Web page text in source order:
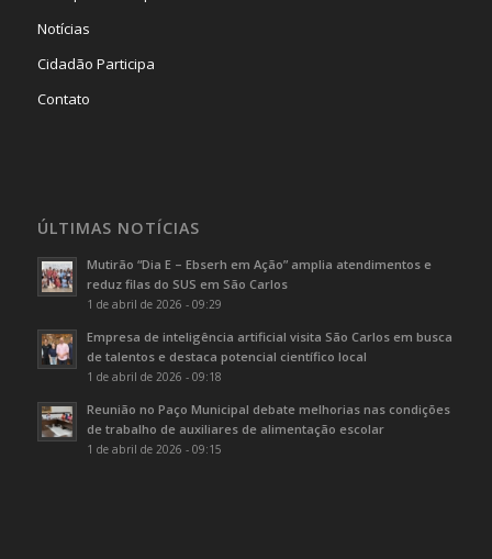
Notícias
Cidadão Participa
Contato
ÚLTIMAS NOTÍCIAS
Mutirão “Dia E – Ebserh em Ação” amplia atendimentos e
reduz filas do SUS em São Carlos
1 de abril de 2026 - 09:29
Empresa de inteligência artificial visita São Carlos em busca
de talentos e destaca potencial científico local
1 de abril de 2026 - 09:18
Reunião no Paço Municipal debate melhorias nas condições
de trabalho de auxiliares de alimentação escolar
1 de abril de 2026 - 09:15